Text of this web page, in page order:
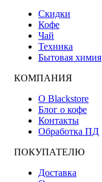
Скидки
Кофе
Чай
Техника
Бытовая химия
КОМПАНИЯ
О Blackstore
Блог о кофе
Контакты
Обработка ПД
ПОКУПАТЕЛЮ
Доставка